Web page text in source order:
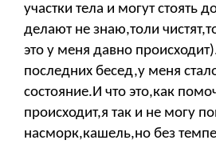
участки тела и могут стоять
делают не знаю,толи
это у меня давно
последних бесед,у меня
состояние.И что это,как
происходит,я так и не могу
насморк,кашель,но без